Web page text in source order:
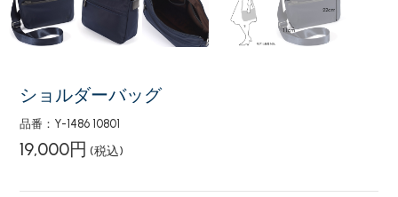
ショルダーバッグ
品番：Y-1486 10801
19,000円 (税込)